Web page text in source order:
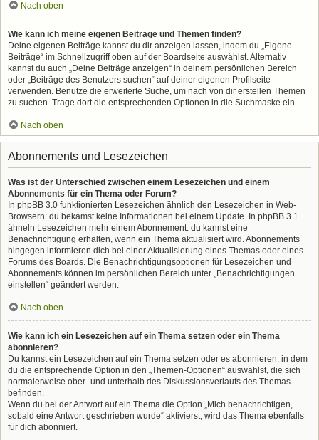
Nach oben
Wie kann ich meine eigenen Beiträge und Themen finden?
Deine eigenen Beiträge kannst du dir anzeigen lassen, indem du „Eigene
Beiträge“ im Schnellzugriff oben auf der Boardseite auswählst. Alternativ
kannst du auch „Deine Beiträge anzeigen“ in deinem persönlichen Bereich
oder „Beiträge des Benutzers suchen“ auf deiner eigenen Profilseite
verwenden. Benutze die erweiterte Suche, um nach von dir erstellen Themen
zu suchen. Trage dort die entsprechenden Optionen in die Suchmaske ein.
Nach oben
Abonnements und Lesezeichen
Was ist der Unterschied zwischen einem Lesezeichen und einem
Abonnements für ein Thema oder Forum?
In phpBB 3.0 funktionierten Lesezeichen ähnlich den Lesezeichen in Web-
Browsern: du bekamst keine Informationen bei einem Update. In phpBB 3.1
ähneln Lesezeichen mehr einem Abonnement: du kannst eine
Benachrichtigung erhalten, wenn ein Thema aktualisiert wird. Abonnements
hingegen informieren dich bei einer Aktualisierung eines Themas oder eines
Forums des Boards. Die Benachrichtigungsoptionen für Lesezeichen und
Abonnements können im persönlichen Bereich unter „Benachrichtigungen
einstellen“ geändert werden.
Nach oben
Wie kann ich ein Lesezeichen auf ein Thema setzen oder ein Thema
abonnieren?
Du kannst ein Lesezeichen auf ein Thema setzen oder es abonnieren, in dem
du die entsprechende Option in den „Themen-Optionen“ auswählst, die sich
normalerweise ober- und unterhalb des Diskussionsverlaufs des Themas
befinden.
Wenn du bei der Antwort auf ein Thema die Option „Mich benachrichtigen,
sobald eine Antwort geschrieben wurde“ aktivierst, wird das Thema ebenfalls
für dich abonniert.